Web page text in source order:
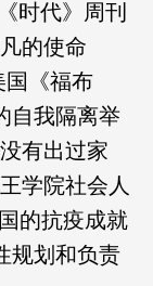
时代》周刊
的使命
国《福布
自我隔离举
有出过家
学院社会人
的抗疫成就
规划和负责